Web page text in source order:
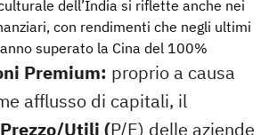
dell’India si riflette anche nei
con rendimenti che negli ultimi
superato la Cina del 100%
Premium: proprio a causa
afflusso di capitali, il
Prezzo/Utili (P/E) delle aziende